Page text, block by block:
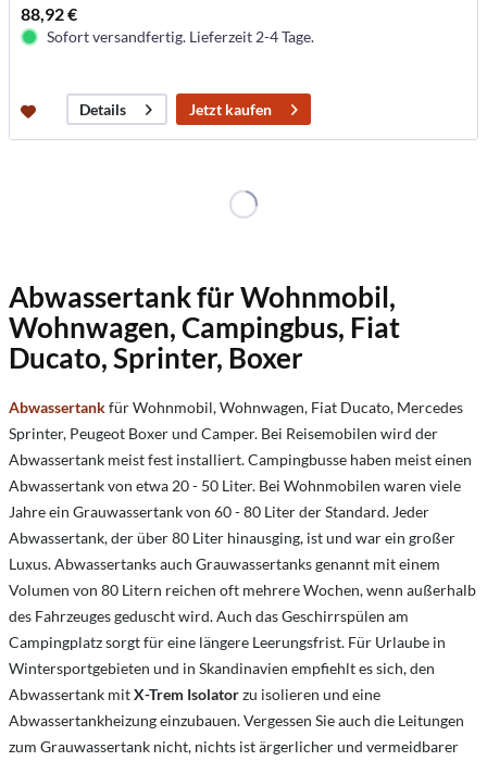
88,92 €
Sofort versandfertig. Lieferzeit 2-4 Tage.
Details Jetzt kaufen
Abwassertank für Wohnmobil,
Wohnwagen, Campingbus, Fiat
Ducato, Sprinter, Boxer
Abwassertankfür Wohnmobil, Wohnwagen, Fiat Ducato, Mercedes
Sprinter, Peugeot Boxer und Camper. Bei Reisemobilen wird der
Abwassertank meist fest installiert. Campingbusse haben meist einen
Abwassertank von etwa 20 - 50 Liter. Bei Wohnmobilen waren viele
Jahre ein Grauwassertank von 60 - 80 Liter der Standard. Jeder
Abwassertank, der über 80 Liter hinausging, ist und war ein großer
Luxus. Abwassertanks auch Grauwassertanks genannt mit einem
Volumen von 80 Litern reichen oft mehrere Wochen, wenn außerhalb
des Fahrzeuges geduscht wird. Auch das Geschirrspülen am
Campingplatz sorgt für eine längere Leerungsfrist. Für Urlaube in
Wintersportgebieten und in Skandinavien empfiehlt es sich, den
Abwassertank mitX-Trem Isolatorzu isolieren und eine
Abwassertankheizung einzubauen. Vergessen Sie auch die Leitungen
zum Grauwassertank nicht, nichts ist ärgerlicher und vermeidbarer